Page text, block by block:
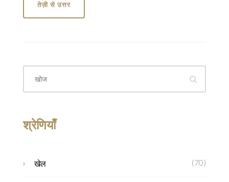
तेज़ी से उत्तर
श्रेणियाँ
खेल (70)